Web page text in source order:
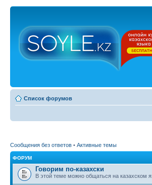
Список форумов
Сообщения без ответов • Активные темы
ФОРУМ
Говорим по-казахски
В этой теме можно общаться на казахском